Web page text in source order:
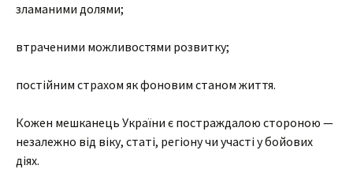
зламаними долями;
втраченими можливостями розвитку;
постійним страхом як фоновим станом життя.
Кожен мешканець України є постраждалою стороною —
незалежно від віку, статі, регіону чи участі у бойових
діях.